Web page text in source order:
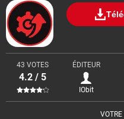
43 VOTES
4.2 / 5
ÉDITEUR
IObit